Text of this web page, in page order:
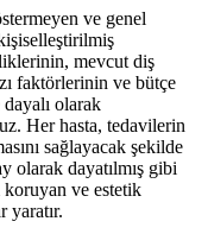
ve genel
mevcut diş
faktörlerinin ve bütçe
dayalı olarak
Her hasta, tedavilerin
sağlayacak şekilde
olarak dayatılmış gibi
ve estetik
yaratır.